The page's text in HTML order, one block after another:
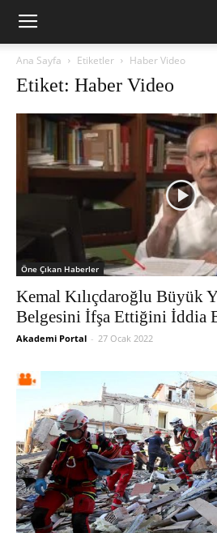
Ana Sayfa Etiketler Haber Video
Etiket: Haber Video
Öne Çıkan Haberler
Kemal Kılıçdaroğlu Büyük
Belgesini İfşa Ettiğini İddia
Akademi Portal - 27 Ocak 2022